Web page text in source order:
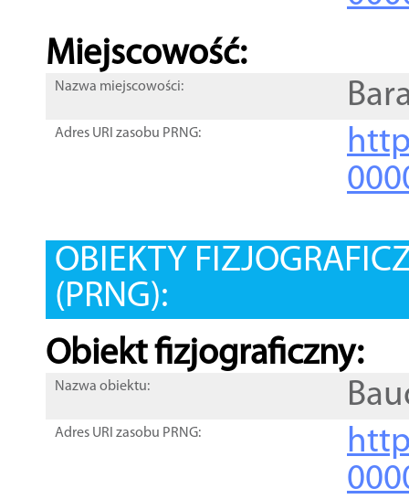
Miejscowość:
Nazwa miejscowości:
Adres URI zasobu PRNG:
OBIEKTY
(PRNG):
Obiekt fizjograficzny:
Nazwa obiektu:
Adres URI zasobu PRNG: